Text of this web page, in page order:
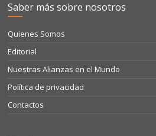
Saber más sobre nosotros
Quienes Somos
Editorial
Nuestras Alianzas en el Mundo
Política de privacidad
Contactos